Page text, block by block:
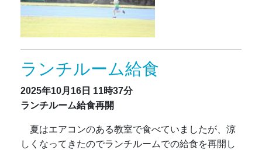
ランチルーム給食
2025年10月16日 11時37分
ランチルーム給食再開
夏はエアコンのある教室で食べていましたが、涼
しくなってきたのでランチルームでの給食を再開し